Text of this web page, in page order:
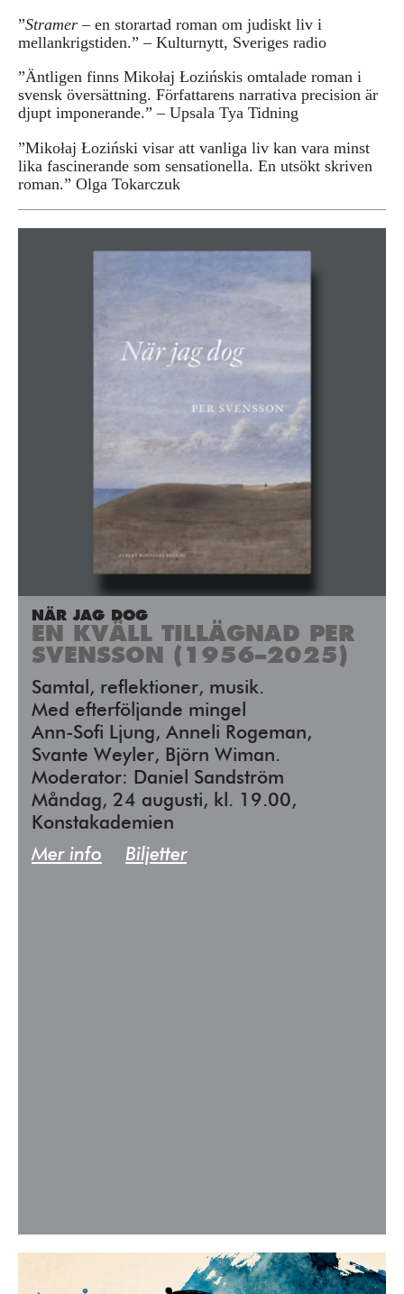
”Stramer – en storartad roman om judiskt liv i
mellankrigstiden.” – Kulturnytt, Sveriges radio
”Äntligen finns Mikołaj Łozińskis omtalade roman i
svensk översättning. Författarens narrativa precision är
djupt imponerande.” – Upsala Tya Tidning
”Mikołaj Łoziński visar att vanliga liv kan vara minst
lika fascinerande som sensationella. En utsökt skriven
roman.” Olga Tokarczuk
NÄR JAG DOG
EN KVÄLL TILLÄGNAD PER
SVENSSON (1956–2025)
Samtal, reflektioner, musik.
Med efterföljande mingel
Ann-Sofi Ljung, Anneli Rogeman,
Svante Weyler, Björn Wiman.
Moderator: Daniel Sandström
Måndag, 24 augusti, kl. 19.00,
Konstakademien
Mer info
Biljetter